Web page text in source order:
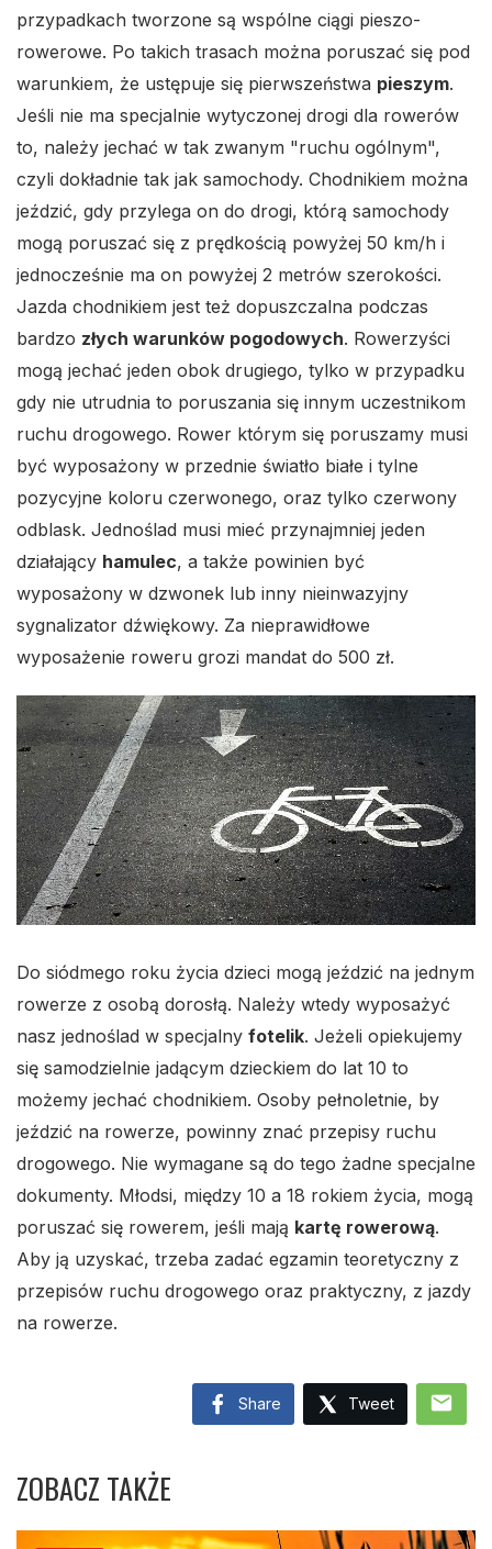
przypadkach tworzone są wspólne ciągi pieszo-
rowerowe. Po takich trasach można poruszać się pod
warunkiem, że ustępuje się pierwszeństwa pieszym.
Jeśli nie ma specjalnie wytyczonej drogi dla rowerów
to, należy jechać w tak zwanym "ruchu ogólnym",
czyli dokładnie tak jak samochody. Chodnikiem można
jeździć, gdy przylega on do drogi, którą samochody
mogą poruszać się z prędkością powyżej 50 km/h i
jednocześnie ma on powyżej 2 metrów szerokości.
Jazda chodnikiem jest też dopuszczalna podczas
bardzo złych warunków pogodowych. Rowerzyści
mogą jechać jeden obok drugiego, tylko w przypadku
gdy nie utrudnia to poruszania się innym uczestnikom
ruchu drogowego. Rower którym się poruszamy musi
być wyposażony w przednie światło białe i tylne
pozycyjne koloru czerwonego, oraz tylko czerwony
odblask. Jednoślad musi mieć przynajmniej jeden
działający hamulec, a także powinien być
wyposażony w dzwonek lub inny nieinwazyjny
sygnalizator dźwiękowy. Za nieprawidłowe
wyposażenie roweru grozi mandat do 500 zł.
Do siódmego roku życia dzieci mogą jeździć na jednym
rowerze z osobą dorosłą. Należy wtedy wyposażyć
nasz jednoślad w specjalny fotelik. Jeżeli opiekujemy
się samodzielnie jadącym dzieckiem do lat 10 to
możemy jechać chodnikiem. Osoby pełnoletnie, by
jeździć na rowerze, powinny znać przepisy ruchu
drogowego. Nie wymagane są do tego żadne specjalne
dokumenty. Młodsi, między 10 a 18 rokiem życia, mogą
poruszać się rowerem, jeśli mają kartę rowerową.
Aby ją uzyskać, trzeba zadać egzamin teoretyczny z
przepisów ruchu drogowego oraz praktyczny, z jazdy
na rowerze.
Share Tweet mail
ZOBACZ TAKŻE